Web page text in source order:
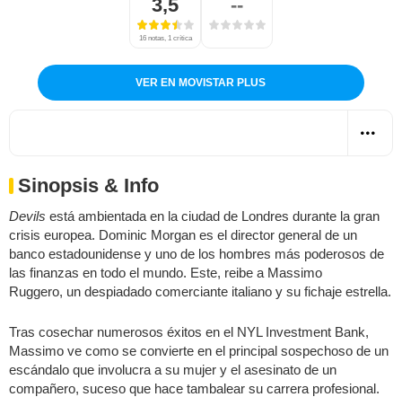
3,5
16 notas, 1 crítica
--
VER EN MOVISTAR PLUS
Sinopsis & Info
Devils está ambientada en la ciudad de Londres durante la gran
crisis europea. Dominic Morgan es el director general de un
banco estadounidense y uno de los hombres más poderosos de
las finanzas en todo el mundo. Este, reibe a Massimo
Ruggero, un despiadado comerciante italiano y su fichaje estrella.
Tras cosechar numerosos éxitos en el NYL Investment Bank,
Massimo ve como se convierte en el principal sospechoso de un
escándalo que involucra a su mujer y el asesinato de un
compañero, suceso que hace tambalear su carrera profesional.